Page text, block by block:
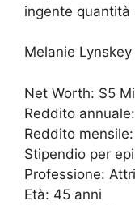
ingente quantità
Melanie
Net Worth: $5
Reddito
Reddito
Stipendio per
Professione:
Età: 45 anni